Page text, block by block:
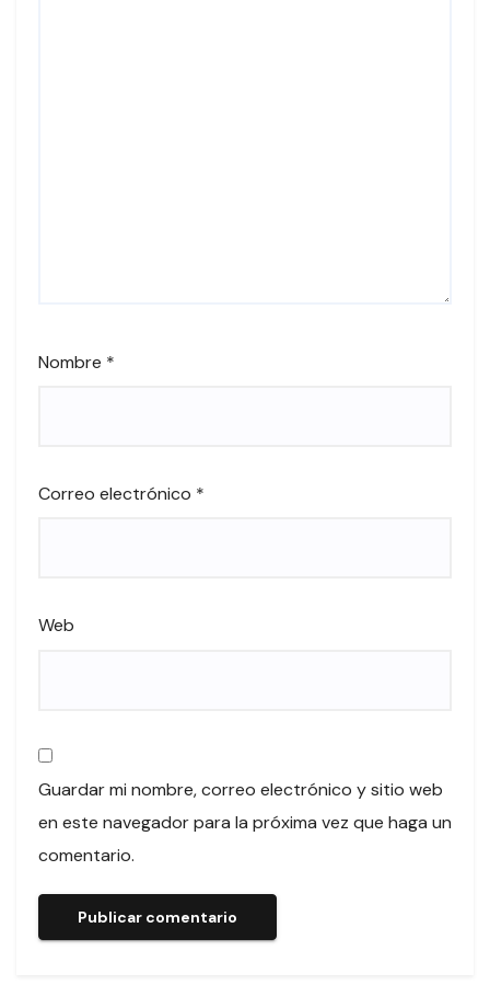
Nombre *
Correo electrónico *
Web
Guardar mi nombre, correo electrónico y sitio web
en este navegador para la próxima vez que haga un
comentario.